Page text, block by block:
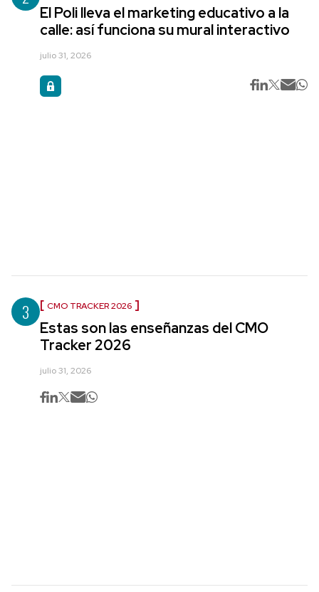
El Poli lleva el marketing educativo a la
calle: así funciona su mural interactivo
julio 31, 2026
3 CMO TRACKER 2026
Estas son las enseñanzas del CMO
Tracker 2026
julio 31, 2026